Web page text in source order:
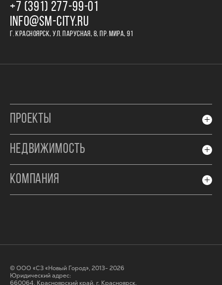
+7 (391) 277‒99‒01
INFO@SM-CITY.RU
Г. КРАСНОЯРСК, УЛ. ПАРУСНАЯ, 8, ПР. МИРА, 91
ПРОЕКТЫ
НЕДВИЖИМОСТЬ
КОМПАНИЯ
© ООО «СЗ «Новый Город», 2013- 2026
Юридический адрес:
660064, Красноярский край, г. Красноярск,